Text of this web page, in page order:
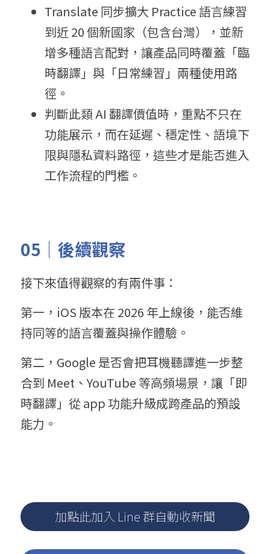
Translate 同步擴大 Practice 語言練習
到近 20 個新國家（包含台灣），並新
增多種語言配對，讓產品同時覆蓋「臨
時翻譯」與「日常練習」兩種使用路
徑。
判斷此類 AI 翻譯價值時，重點不只在
功能展示，而在延遲、穩定性、語境下
限與隱私資料路徑，這些才是能否進入
工作流程的門檻。
05｜後續觀察
接下來值得觀察的有兩件事：
第一，iOS 版本在 2026 年上線後，能否維
持同等的語言覆蓋與操作體驗。
第二，Google 是否會把耳機聽譯進一步整
合到 Meet、YouTube 等高頻場景，讓「即
時翻譯」從 app 功能升級成跨產品的預設
能力。
加點此加入 Line 群自動收新聞